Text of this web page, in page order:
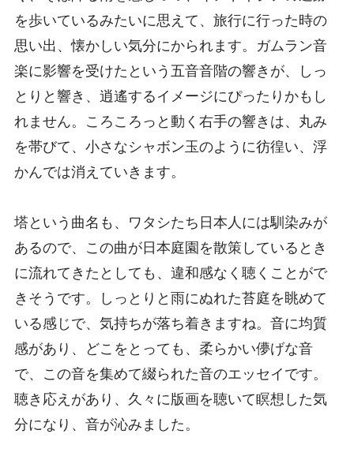
を歩いているみたいに思えて、旅行に行った時の
思い出、懐かしい気分にかられます。ガムラン音
楽に影響を受けたという五音音階の響きが、しっ
とりと響き、逍遙するイメージにぴったりかもし
れません。ころころっと動く右手の響きは、丸み
を帯びて、小さなシャボン玉のように彷徨い、浮
かんでは消えていきます。
塔という曲名も、ワタシたち日本人には馴染みが
あるので、この曲が日本庭園を散策しているとき
に流れてきたとしても、違和感なく聴くことがで
きそうです。しっとりと雨にぬれた苔庭を眺めて
いる感じで、気持ちが落ち着きますね。音に均質
感があり、どこをとっても、柔らかい儚げな音
で、この音を集めて綴られた音のエッセイです。
聴き応えがあり、久々に版画を聴いて瞑想した気
分になり、音が沁みました。